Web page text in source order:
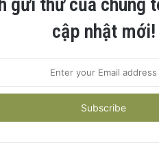
cập nhật mới!